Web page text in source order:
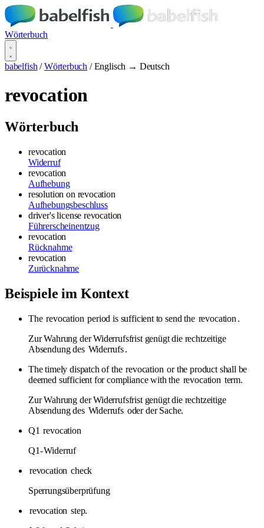
Wörterbuch
babelfish / Wörterbuch / Englisch → Deutsch
revocation
Wörterbuch
revocation
Widerruf
revocation
Aufhebung
resolution on revocation
Aufhebungsbeschluss
driver's license revocation
Führerscheinentzug
revocation
Rücknahme
revocation
Zurücknahme
Beispiele im Kontext
The revocation period is sufficient to send the revocation .
Zur Wahrung der Widerrufsfrist genügt die rechtzeitige
Absendung des Widerrufs.
The timely dispatch of the revocation or the product shall be
deemed sufficient for compliance with the revocation term.
Zur Wahrung der Widerrufsfrist genügt die rechtzeitige
Absendung des Widerrufs oder der Sache.
Q1 revocation
Q1-Widerruf
revocation check
Sperrungsüberprüfung
revocation step.